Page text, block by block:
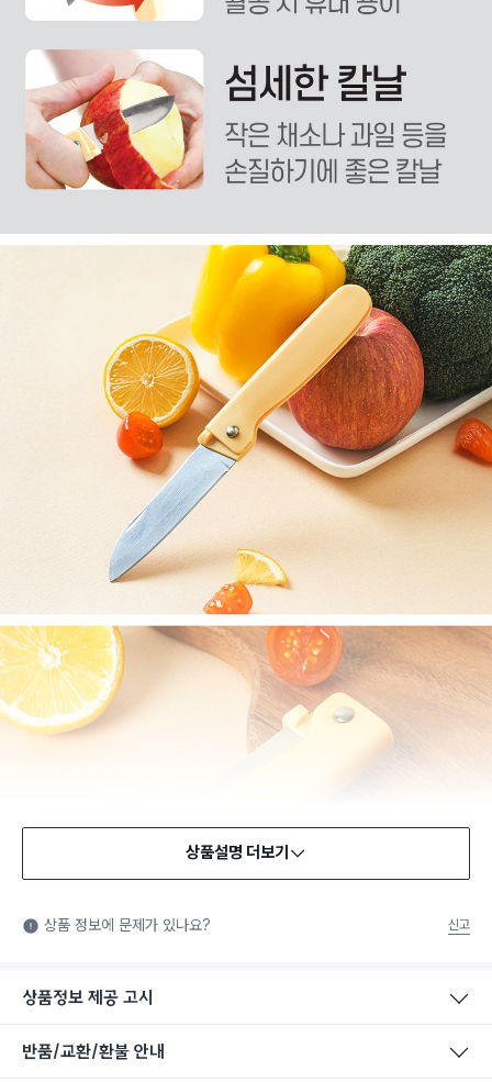
식품용 기구: 식품위생법에서 정한 규격에 따라 제조되어 식품 또
는 식품첨가물에 사용할 수 있는 식품용기구라는 표시입니다.
상품설명 더보기
상품 정보에 문제가 있나요? 신고
상품정보 제공 고시
반품/교환/환불 안내